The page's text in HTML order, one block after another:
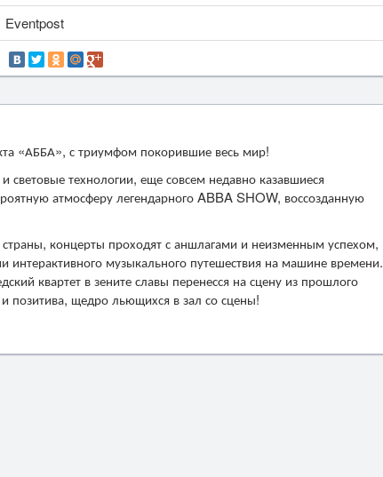
Eventpost
«АББА», с триумфом покорившие весь мир!
технологии, еще совсем недавно казавшиеся
атмосферу легендарного ABBA SHOW, воссозданную
концерты проходят с аншлагами и неизменным успехом,
интерактивного музыкального путешествия на машине времени.
квартет в зените славы перенесся на сцену из прошлого
позитива, щедро льющихся в зал со сцены!